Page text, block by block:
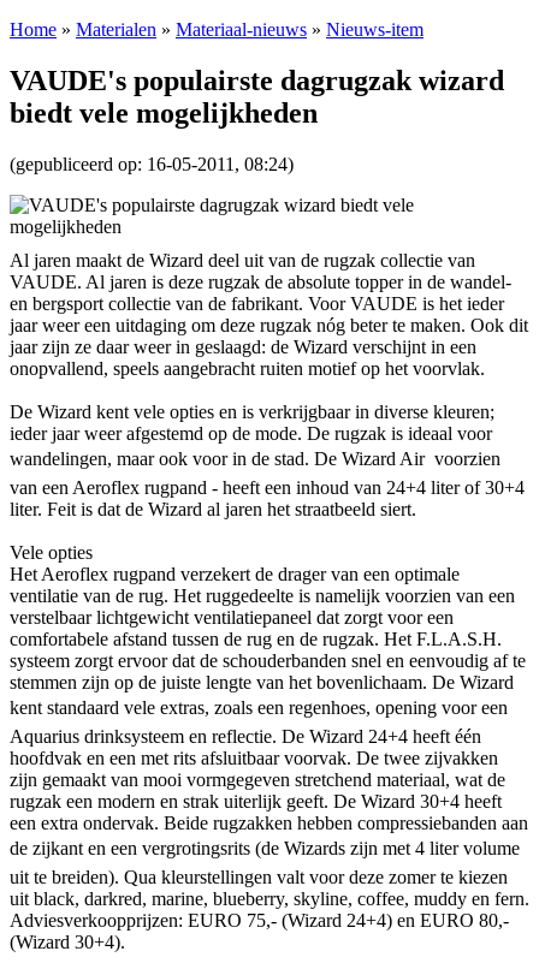
Home » Materialen » Materiaal-nieuws » Nieuws-item
VAUDE's populairste dagrugzak wizard
biedt vele mogelijkheden
(gepubliceerd op: 16-05-2011, 08:24)
Al jaren maakt de Wizard deel uit van de rugzak collectie van
VAUDE. Al jaren is deze rugzak de absolute topper in de wandel-
en bergsport collectie van de fabrikant. Voor VAUDE is het ieder
jaar weer een uitdaging om deze rugzak nóg beter te maken. Ook dit
jaar zijn ze daar weer in geslaagd: de Wizard verschijnt in een
onopvallend, speels aangebracht ruiten motief op het voorvlak.
De Wizard kent vele opties en is verkrijgbaar in diverse kleuren;
ieder jaar weer afgestemd op de mode. De rugzak is ideaal voor
wandelingen, maar ook voor in de stad. De Wizard Air  voorzien
van een Aeroflex rugpand - heeft een inhoud van 24+4 liter of 30+4
liter. Feit is dat de Wizard al jaren het straatbeeld siert.
Vele opties
Het Aeroflex rugpand verzekert de drager van een optimale
ventilatie van de rug. Het ruggedeelte is namelijk voorzien van een
verstelbaar lichtgewicht ventilatiepaneel dat zorgt voor een
comfortabele afstand tussen de rug en de rugzak. Het F.L.A.S.H.
systeem zorgt ervoor dat de schouderbanden snel en eenvoudig af te
stemmen zijn op de juiste lengte van het bovenlichaam. De Wizard
kent standaard vele extras, zoals een regenhoes, opening voor een
Aquarius drinksysteem en reflectie. De Wizard 24+4 heeft één
hoofdvak en een met rits afsluitbaar voorvak. De twee zijvakken
zijn gemaakt van mooi vormgegeven stretchend materiaal, wat de
rugzak een modern en strak uiterlijk geeft. De Wizard 30+4 heeft
een extra ondervak. Beide rugzakken hebben compressiebanden aan
de zijkant en een vergrotingsrits (de Wizards zijn met 4 liter volume
uit te breiden). Qua kleurstellingen valt voor deze zomer te kiezen
uit black, darkred, marine, blueberry, skyline, coffee, muddy en fern.
Adviesverkoopprijzen: EURO 75,- (Wizard 24+4) en EURO 80,-
(Wizard 30+4).